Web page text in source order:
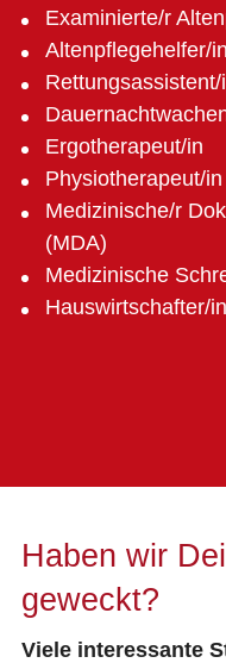
Examinierte/r
Altenpflegehelfer/in
Ergotherapeut/in
Physiotherapeut/in
Medizinische/r
(MDA)
Medizinische
Hauswirtschafter/in
Haben wir
geweckt?
Viele interessante